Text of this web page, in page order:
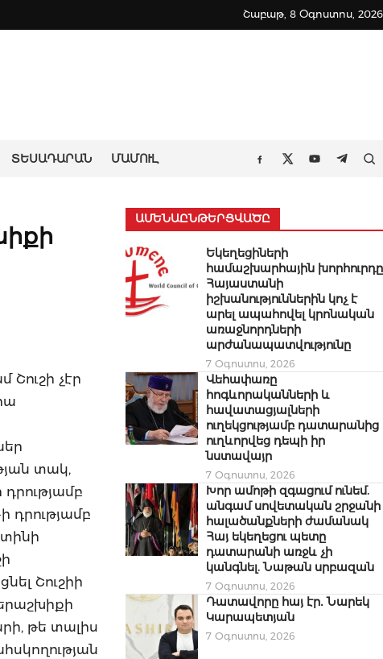
Շաբաթ, 8 Օգոստոս, 2026
ՏԵՍԱԴԱՐԱՆ ՄԱՄՈՒԼ
Facebook
TwitterYoutube
չէր
տակ,
դրությամբ
Շուշիի
թե տալիս
ԱՄԵՆԱԸՆԹԵՐՑՎԱԾԸ
Եկեղեցիների
համաշխարհային խորհուրդը
Հայաստանի
իշխանություններին կոչ է
արել ապահովել կրոնական
առաջնորդների
արժանապատվությունը
7 Օգոստոս, 2026
Վեհափառը
հոգևորականների և
հավատացյալների
ուղեկցությամբ դատարանից
ուղևորվեց դեպի իր
նստավայր
7 Օգոստոս, 2026
Խոր ամոթի զգացում ունեմ.
անգամ սովետական շրջանի
հալածանքների ժամանակ
Հայ եկեղեցու պետը
դատարանի առջև չի
կանգնել. Նաթան սրբազան
7 Օգոստոս, 2026
Դատավորը հայ էր․ Նարեկ
Կարապետյան
7 Օգոստոս, 2026